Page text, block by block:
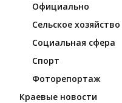
Официально
Сельское хозяйство
Социальная сфера
Спорт
Фоторепортаж
Краевые новости